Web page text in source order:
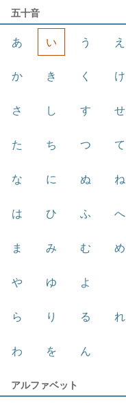
五十音
あ い う え
か き く け
さ し す せ
た ち つ て
な に ぬ ね
は ひ ふ へ
ま み む め
や ゆ よ
ら り る れ
わ を ん
アルファベット